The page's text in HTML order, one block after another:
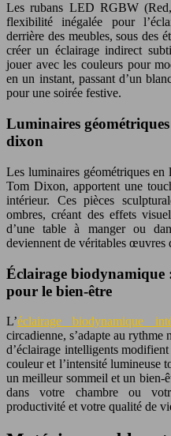
Les rubans LED RGBW
flexibilité inégalée pour
derrière des meubles, sous des
créer un éclairage indirect
jouer avec les couleurs pour
en un instant, passant d’un
pour une soirée festive.
Luminaires
dixon
Les luminaires géométriques
Tom Dixon, apportent une
intérieur. Ces pièces
ombres, créant des effets
d’une table à manger ou
deviennent de véritables œuvres
Éclairage biodynamique
pour le bien-être
L’éclairage biodynamique
circadienne, s’adapte au rythme
d’éclairage intelligents
couleur et l’intensité lumineuse
un meilleur sommeil et un bien-
dans votre chambre ou
productivité et votre qualité de